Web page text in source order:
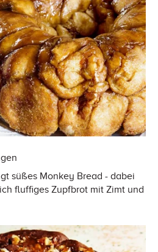
süßes Monkey Bread - dabei
fluffiges Zupfbrot mit Zimt und